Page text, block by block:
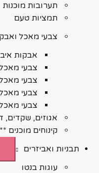
תערובות מוכנות
תמציות טעם
צבעי מאכל
אבקות
צבעי
צבעי
צבעי
צבעי
אגוזים, שקדים,
קינוחים
תבניות ואביזרים
עוגות בנטו